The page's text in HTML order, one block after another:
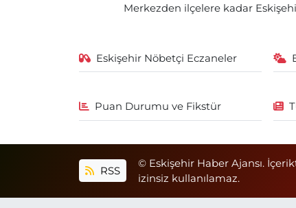
Merkezden ilçelere kadar
Eskişehir Nöbetçi Eczaneler
Puan Durumu ve Fikstür
RSS
© Eskişehir Haber Ajansı.
izinsiz kullanılamaz.